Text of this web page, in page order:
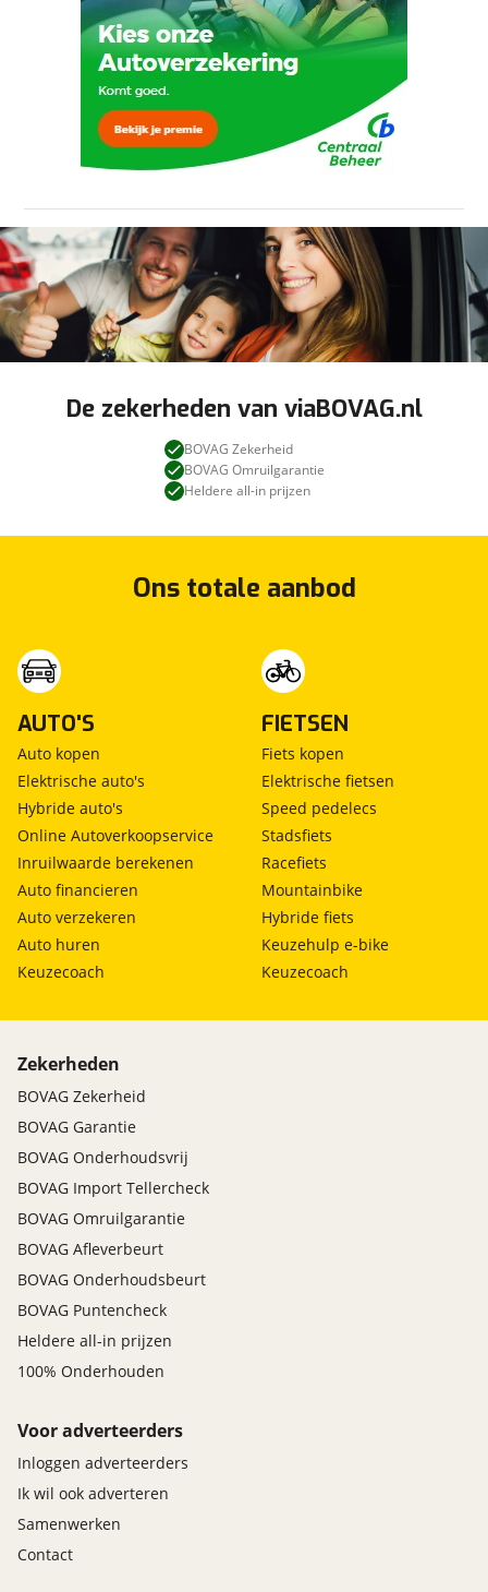
viaBOVAG.nl verwerkt je persoonsgegevens
om je aanvraag zo goed mogelijk bij de
aanbieder te brengen. Lees hier meer over in
onzeprivacyverklaring
ontvangen.
Verstuur mijn vraag
viaBOVAG.nl verwerkt je persoonsgegevens
om je aanvraag zo goed mogelijk bij de
aanbieder te brengen. Lees hier meer over in
Stuur mijn bevinding door
De zekerheden van viaBOVAG.nl
BOVAG Zekerheid
BOVAG Omruilgarantie
Heldere all-in prijzen
Ons totale aanbod
AUTO'S
Auto kopen
Elektrische auto's
Hybride auto's
Online Autoverkoopservice
Inruilwaarde berekenen
Auto financieren
Auto verzekeren
Auto huren
Keuzecoach
FIETSEN
Fiets kopen
Elektrische fietsen
Speed pedelecs
Stadsfiets
Racefiets
Mountainbike
Hybride fiets
Keuzehulp e-bike
Keuzecoach
Zekerheden
BOVAG Zekerheid
BOVAG Garantie
BOVAG Onderhoudsvrij
BOVAG Import Tellercheck
BOVAG Omruilgarantie
BOVAG Afleverbeurt
BOVAG Onderhoudsbeurt
BOVAG Puntencheck
Heldere all-in prijzen
100% Onderhouden
Voor adverteerders
Inloggen adverteerders
Ik wil ook adverteren
Samenwerken
Contact